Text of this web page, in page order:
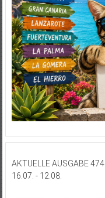
AKTUELLE AUSGABE 474
16.07. - 12.08.